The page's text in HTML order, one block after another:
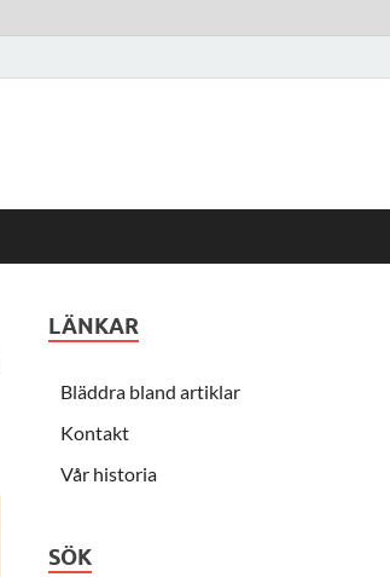
LÄNKAR
Bläddra bland artiklar
Kontakt
Vår historia
SÖK